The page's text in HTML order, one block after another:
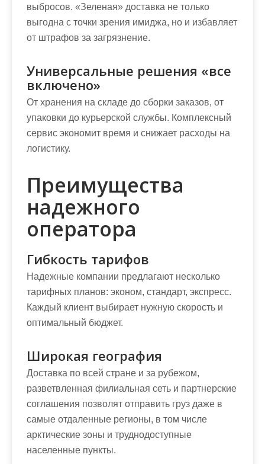
выбросов. «Зеленая» доставка не только
выгодна с точки зрения имиджа, но и избавляет
от штрафов за загрязнение.
Универсальные решения «все
включено»
От хранения на складе до сборки заказов, от
упаковки до курьерской службы. Комплексный
сервис экономит время и снижает расходы на
логистику.
Преимущества
надежного
оператора
Гибкость тарифов
Надежные компании предлагают несколько
тарифных планов: эконом, стандарт, экспресс.
Каждый клиент выбирает нужную скорость и
оптимальный бюджет.
Широкая география
Доставка по всей стране и за рубежом,
разветвленная филиальная сеть и партнерские
соглашения позволят отправить груз даже в
самые отдаленные регионы, в том числе
арктические зоны и труднодоступные
населенные пункты.